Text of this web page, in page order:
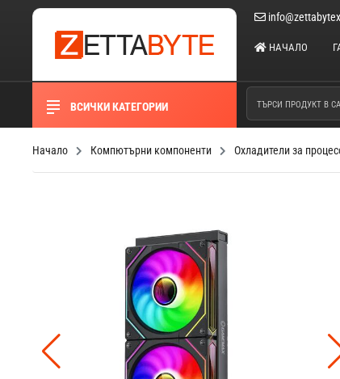
НАЧАЛО
ВСИЧКИ КАТЕГОРИИ
Начало Компютърни компоненти Охладители за